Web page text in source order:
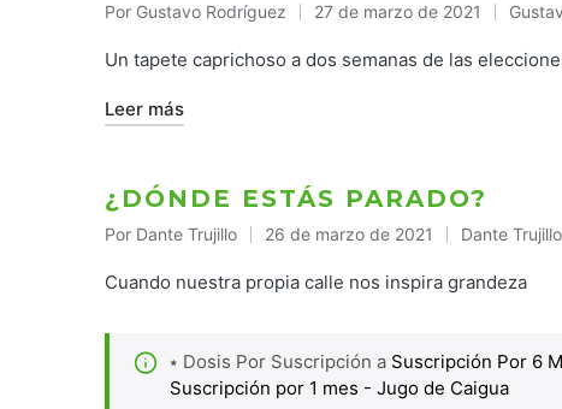
Publicado
por
Por Gustavo Rodríguez 27 de marzo de 2021
en
Un tapete caprichoso a dos semanas de las
Leer más
¿DÓNDE ESTÁS PARADO?
Publicado
por
Por Dante Trujillo 26 de marzo de 2021
Publicado
en
Dante Trujillo
Cuando nuestra propia calle nos inspira grandeza
⭑ Dosis Por Suscripción a Suscripción Por 6
Suscripción por 1 mes - Jugo de Caigua